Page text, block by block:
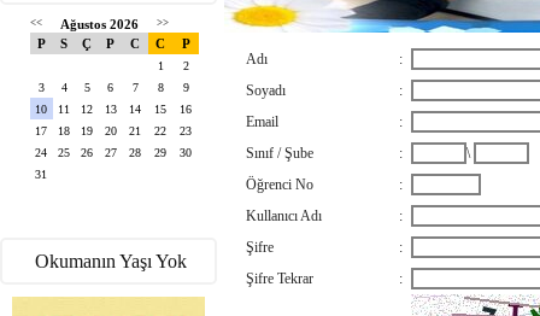
<< Ağustos 2026 >>
P S Ç P C C P
1
2
3
4 5 6 7 8
9
10
11 12 13 14 15
16
17
18 19 20 21 22
23
24
25 26 27 28 29
30
31
Okumanın Yaşı Yok
Adı
:
Soyadı
:
Email
:
Sınıf / Şube
:
\
Öğrenci No
:
Kullanıcı Adı
:
Şifre
:
Şifre Tekrar
: